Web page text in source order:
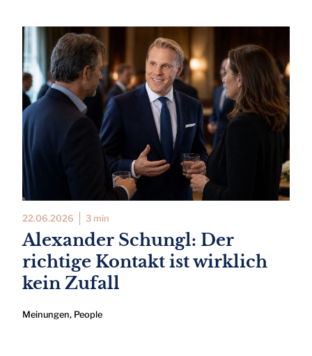
22.06.2026 3 min
Alexander Schungl: Der
richtige Kontakt ist wirklich
kein Zufall
Meinungen, People